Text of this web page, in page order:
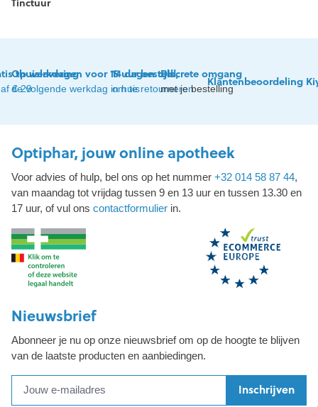
Tinctuur
thuislevering
€ 29
Op werkdagen voor 15 uur besteld,
de volgende werkdag in huis
14 dagen tijd
om te retourneren
Discrete omgang
met je bestelling
Klantenbeoordeling
Optiphar, jouw online apotheek
Voor advies of hulp, bel ons op het nummer +32 014 58 87 44,
van maandag tot vrijdag tussen 9 en 13 uur en tussen 13.30 en
17 uur, of vul ons contactformulier in.
Nieuwsbrief
Abonneer je nu op onze nieuwsbrief om op de hoogte te blijven
van de laatste producten en aanbiedingen.
Inschrijven